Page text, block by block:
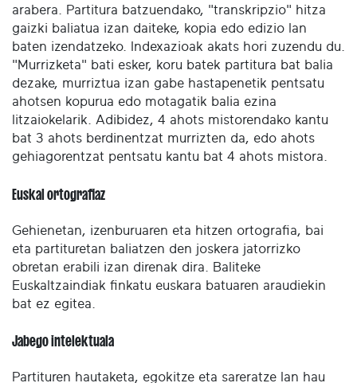
arabera. Partitura batzuendako, "transkripzio" hitza
gaizki baliatua izan daiteke, kopia edo edizio lan
baten izendatzeko. Indexazioak akats hori zuzendu du.
"Murrizketa" bati esker, koru batek partitura bat balia
dezake, murriztua izan gabe hastapenetik pentsatu
ahotsen kopurua edo motagatik balia ezina
litzaiokelarik. Adibidez, 4 ahots mistorendako kantu
bat 3 ahots berdinentzat murrizten da, edo ahots
gehiagorentzat pentsatu kantu bat 4 ahots mistora.
Euskal ortografiaz
Gehienetan, izenburuaren eta hitzen ortografia, bai
eta partituretan baliatzen den joskera jatorrizko
obretan erabili izan direnak dira. Baliteke
Euskaltzaindiak finkatu euskara batuaren araudiekin
bat ez egitea.
Jabego intelektuala
Partituren hautaketa, egokitze eta sareratze lan hau